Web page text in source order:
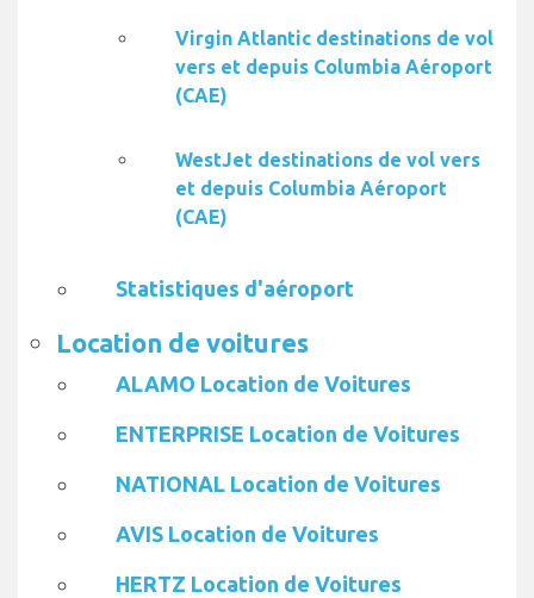
Virgin Atlantic destinations de vol
vers et depuis Columbia Aéroport
(CAE)
WestJet destinations de vol vers
et depuis Columbia Aéroport
(CAE)
Statistiques d'aéroport
Location de voitures
ALAMO Location de Voitures
ENTERPRISE Location de Voitures
NATIONAL Location de Voitures
AVIS Location de Voitures
HERTZ Location de Voitures